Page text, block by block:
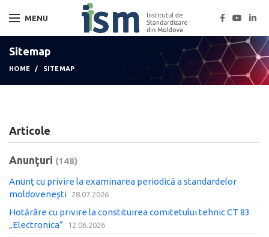
MENU
Sitemap
HOME SITEMAP
Articole
Anunţuri (148)
Anunț cu privire la examinarea periodică a standardelor
moldovenești
28.07.2026
Hotărâre cu privire la constituirea comitetului tehnic CT 83
„Electronica”
12.06.2026